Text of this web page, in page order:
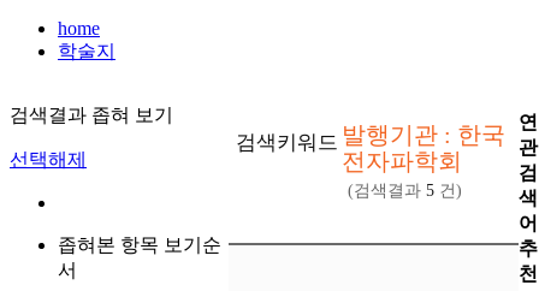
home
학술지
검색결과 좁혀 보기
선택해제
좁혀본 항목 보기순
서
검색키워드 발행기관 : 한국
전자파학회
(검색결과 5 건)
연
관
검
색
어
추
천